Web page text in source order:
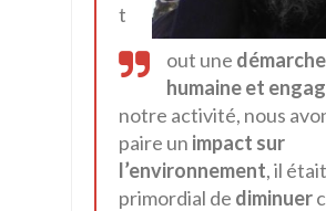
t
out une démarche
humaine et
notre activité, nous
paire un impact sur
l’environnement, il
primordial de diminuer